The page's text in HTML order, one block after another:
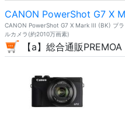
CANON PowerShot G7 X
CANON PowerShot G7 X Mark III (BK) ブ
ルカメラ(約2010万画素)
【a】総合通販